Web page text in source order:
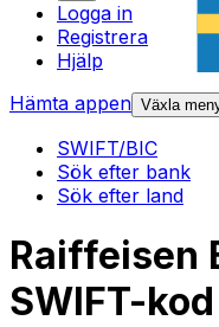
Logga in
Registrera
Hjälp
Hämta appen Växla
SWIFT/BIC
Sök efter bank
Sök efter land
Raiffeisen
SWIFT-